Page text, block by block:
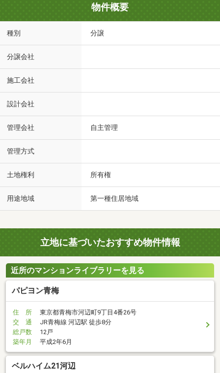
物件概要
種別 分譲
分譲会社
施工会社
設計会社
管理会社 自主管理
管理方式
土地権利 所有権
用途地域 第一種住居地域
立地に基づいたおすすめ物件情報
近所のマンションライブラリーを見る
パピヨン青梅
住 所
東京都青梅市河辺町9丁目4番26号
交 通
JR青梅線 河辺駅 徒歩8分
総戸数
12戸
築年月
平成2年6月
ベルハイム21河辺